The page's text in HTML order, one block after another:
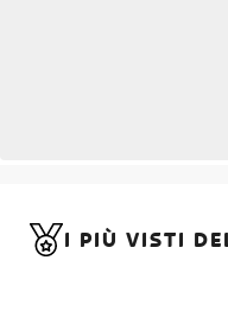
I PIÙ VISTI